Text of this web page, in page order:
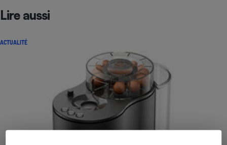
Lire aussi
ACTUALITÉ